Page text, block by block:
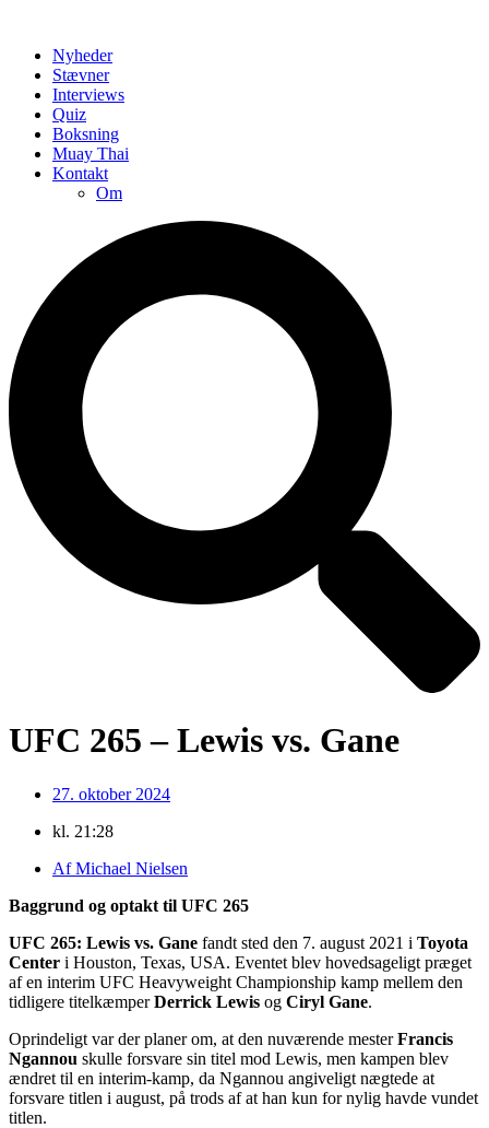
Nyheder
Stævner
Interviews
Quiz
Boksning
Muay Thai
Kontakt
Om
UFC 265 – Lewis vs. Gane
27. oktober 2024
kl. 21:28
AfMichael Nielsen
Baggrund og optakt til UFC 265
UFC 265: Lewis vs. Gane fandt sted den 7. august 2021 i Toyota
Center i Houston, Texas, USA. Eventet blev hovedsageligt præget
af en interim UFC Heavyweight Championship kamp mellem den
tidligere titelkæmperDerrick Lewis og Ciryl Gane.
Oprindeligt var der planer om, at den nuværende mesterFrancis
Ngannou skulle forsvare sin titel mod Lewis, men kampen blev
ændret til en interim-kamp, da Ngannou angiveligt nægtede at
forsvare titlen i august, på trods af at han kun for nylig havde vundet
titlen.